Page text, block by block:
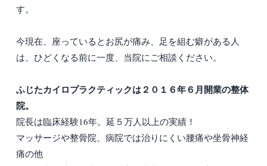
す。
今現在、座っているとお尻が痛み、足を組む癖がある人
は、ひどくなる前に一度、当院にご相談ください。
ふじたカイロプラクティックは２０１６年６月開業の整体
院。
院長は臨床経験16年。延５万人以上の実績！
マッサージや整骨院、病院では治りにくい腰痛や坐骨神経
痛の他